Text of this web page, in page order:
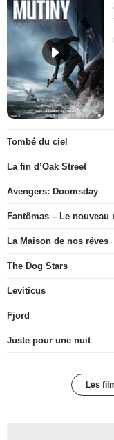
Tombé du ciel
La fin d’Oak Street
Avengers: Doomsday
Fantômas – Le nouveau
La Maison de nos rêves
The Dog Stars
Leviticus
Fjord
Juste pour une nuit
Les